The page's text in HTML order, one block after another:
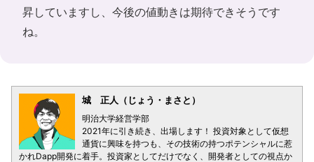
昇していますし、今後の値動きは期待できそうです
ね。
城 正人（じょう・まさと）
明治大学経営学部
2021年に引き続き、出場します！ 投資対象として仮想
通貨に興味を持つも、その技術の持つポテンシャルに惹
かれDapp開発に着手。投資家としてだけでなく、開発者としての視点か